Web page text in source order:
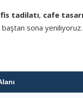
tadilatı, cafe
baştan sona yeniliyoruz.